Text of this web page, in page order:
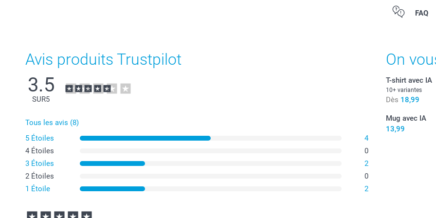
Tous les prix
FAQ
Laver
Avis produits Trustpilot
3.5
SUR5
Tous les avis (8)
5 Étoiles
4
4 Étoiles
0
3 Étoiles
2
2 Étoiles
0
1 Étoile
2
On
T-shirt avec IA
10+ variantes
Dès 18,99
Mug avec IA
13,99